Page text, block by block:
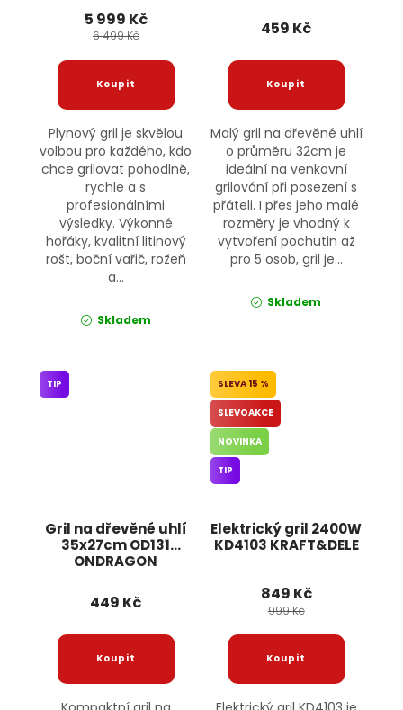
5 999 Kč
6 499 Kč
Plynový gril je skvělou
volbou pro každého, kdo
chce grilovat pohodlně,
rychle a s
profesionálními
výsledky. Výkonné
hořáky, kvalitní litinový
rošt, boční vařič, rožeň
a...
Skladem
459 Kč
Malý gril na dřevěné uhlí
o průměru 32cm je
ideální na venkovní
grilování při posezení s
přáteli. I přes jeho malé
rozměry je vhodný k
vytvoření pochutin až
pro 5 osob, gril je...
Skladem
Gril na dřevěné uhlí
35x27cm OD131
ONDRAGON
TIP
449 Kč
Elektrický gril 2400W
KD4103 KRAFT&DELE
15 %
SLEVOAKCE
NOVINKA
TIP
849 Kč
999 Kč